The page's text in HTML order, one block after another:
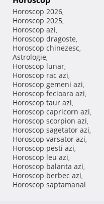
Horoscop 2026,
Horoscop 2025,
Horoscop azi,
Horoscop dragoste,
Horoscop chinezesc,
Astrologie,
Horoscop lunar,
Horoscop rac azi,
Horoscop gemeni azi,
Horoscop fecioara azi,
Horoscop taur azi,
Horoscop capricorn azi,
Horoscop scorpion azi,
Horoscop sagetator azi,
Horoscop varsator azi,
Horoscop pesti azi,
Horoscop leu azi,
Horoscop balanta azi,
Horoscop berbec azi,
Horoscop saptamanal